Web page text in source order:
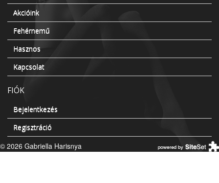
Akcióink
Fehérnemű
Hasznos
Kapcsolat
FIÓK
Bejelentkezés
Regisztráció
© 2026 Gabriella Harisnya